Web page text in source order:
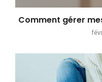
Comment gérer